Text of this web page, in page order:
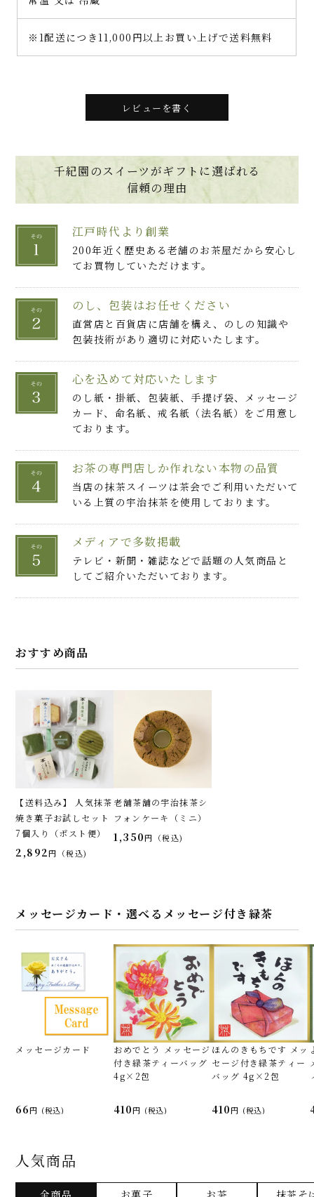
※1配送につき11,000円以上お買い上げで送料無料
レビューを書く
千紀園のスイーツがギフトに選ばれる
信頼の理由
江戸時代より創業
200年近く歴史ある老舗のお茶屋だから安心し
てお買物していただけます。
のし、包装はお任せください
直営店と百貨店に店舗を構え、のしの知識や
包装技術があり適切に対応いたします。
心を込めて対応いたします
のし紙・掛紙、包装紙、手提げ袋、メッセージ
カード、命名紙、戒名紙（法名紙）をご用意し
ております。
お茶の専門店しか作れない本物の品質
当店の抹茶スイーツは茶会でご利用いただいて
いる上質の宇治抹茶を使用しております。
メディアで多数掲載
テレビ・新聞・雑誌などで話題の人気商品と
してご紹介いただいております。
おすすめ商品
【送料込み】 人気抹茶
焼き菓子お試しセット
7個入り（ポスト便）
2,892 税込
老舗茶舗の宇治抹茶シ
フォンケーキ（ミニ）
1,350 税込
メッセージカード・選べるメッセージ付き緑茶
メッセージカード
66 (税込)
おめでとう メッセージ
付き緑茶ティーバッグ
4g×2包
410 (税込)
ほんのきもちです メッ
セージ付き緑茶ティー
バッグ 4g×2包
410 (税込)
人気商品
全商品 お菓子 お茶 抹茶そ